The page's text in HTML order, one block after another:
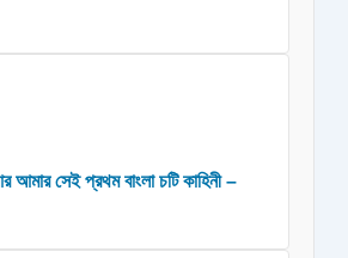
আমার সেই প্রথম বাংলা চটি কাহিনী –